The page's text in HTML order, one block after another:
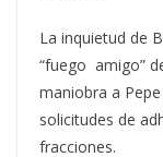
La inquietud de
“fuego amigo”
maniobra a
solicitudes de
fracciones.